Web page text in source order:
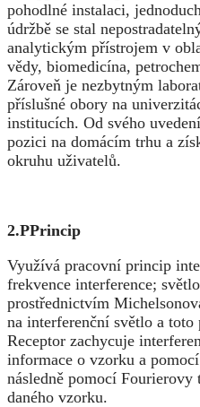
pohodlné instalaci,
údržbě se stal
analytickým přístrojem v
vědy, biomedicína,
Zároveň je nezbytným
příslušné obory na
institucích. Od svého
pozici na domácím trhu a
okruhu uživatelů.
2.PPrincip
Využívá pracovní princip
frekvence interference;
prostřednictvím
na interferenční světlo a toto
Receptor zachycuje
informace o vzorku a
následně pomocí Fourierovy
daného vzorku.